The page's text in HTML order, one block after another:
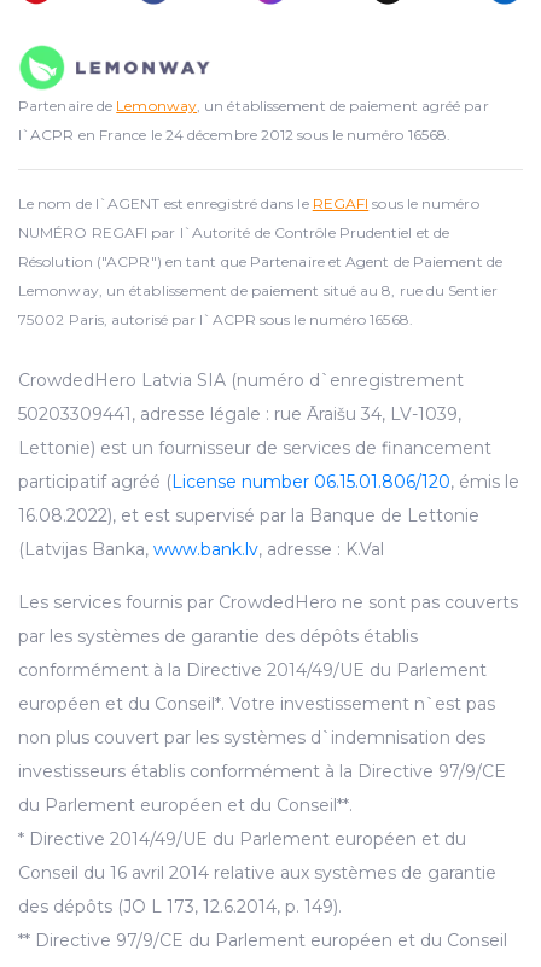
Partenaire de Lemonway, un établissement de paiement agréé par
l`ACPR en France le 24 décembre 2012 sous le numéro 16568.
Le nom de l`AGENT est enregistré dans le REGAFI sous le numéro
NUMÉRO REGAFI par l`Autorité de Contrôle Prudentiel et de
Résolution ("ACPR") en tant que Partenaire et Agent de Paiement de
Lemonway, un établissement de paiement situé au 8, rue du Sentier
75002 Paris, autorisé par l`ACPR sous le numéro 16568.
CrowdedHero Latvia SIA (numéro d`enregistrement
50203309441, adresse légale : rue Āraišu 34, LV-1039,
Lettonie) est un fournisseur de services de financement
participatif agréé (License number 06.15.01.806/120, émis le
16.08.2022), et est supervisé par la Banque de Lettonie
(Latvijas Banka, www.bank.lv, adresse : K.Val
Les services fournis par CrowdedHero ne sont pas couverts
par les systèmes de garantie des dépôts établis
conformément à la Directive 2014/49/UE du Parlement
européen et du Conseil*. Votre investissement n`est pas
non plus couvert par les systèmes d`indemnisation des
investisseurs établis conformément à la Directive 97/9/CE
du Parlement européen et du Conseil**.
* Directive 2014/49/UE du Parlement européen et du
Conseil du 16 avril 2014 relative aux systèmes de garantie
des dépôts (JO L 173, 12.6.2014, p. 149).
** Directive 97/9/CE du Parlement européen et du Conseil